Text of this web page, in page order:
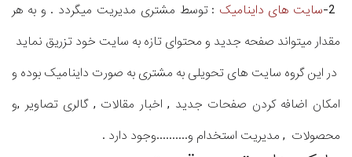
سایت های داینامیک : توسط مشتری مدیریت میگردد . و به هر
مقدار میتواند صفحه جدید و محتوای تازه به سایت خود تزریق نماید
در این گروه سایت های تحویلی به مشتری به صورت داینامیک بوده و
امکان اضافه کردن صفحات جدید , اخبار مقالات , گالری تصاویر ,و
محصولات , مدیریت استخدام و..........وجود دارد .